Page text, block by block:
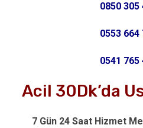
0850 305
0553 664
0541 765
Acil 30Dk’da
7 Gün 24 Saat Hizmet